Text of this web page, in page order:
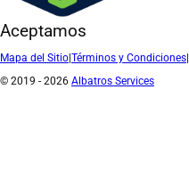
Aceptamos
Mapa del Sitio|Términos y Condiciones|
© 2019 - 2026 Albatros Services